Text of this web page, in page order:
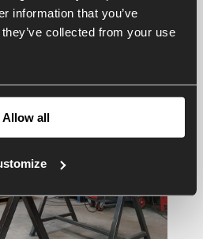
information that you’ve
collected from your use
Allow all